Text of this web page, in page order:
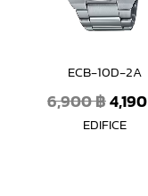
ECB-10D-2A
6,900฿4,190
EDIFICE